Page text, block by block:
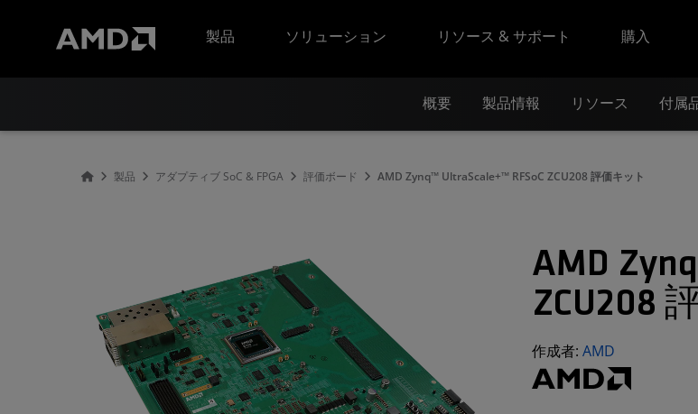
製品
ソリューション リソース & サポート 購入
概要 製品情報 リソース 付属
製品 アダプティブ SoC & FPGA 評価ボード AMD Zynq™ UltraScale+™ RFSoC ZCU208 評価キット
AMD
ZCU208
作成者:AMD